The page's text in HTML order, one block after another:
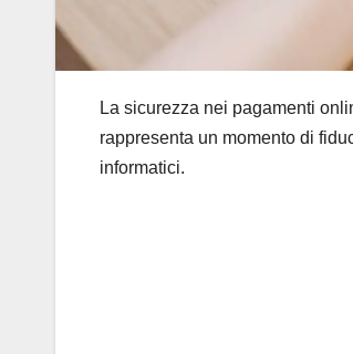
La sicurezza nei pagamenti
rappresenta un momento di
informatici.